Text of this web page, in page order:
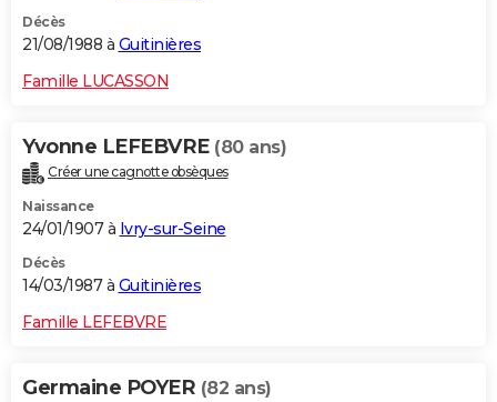
Décès
21/08/1988 à Guitinières
Famille LUCASSON
Yvonne LEFEBVRE (80 ans)
Créer une cagnotte obsèques
Naissance
24/01/1907 à Ivry-sur-Seine
Décès
14/03/1987 à Guitinières
Famille LEFEBVRE
Germaine POYER (82 ans)